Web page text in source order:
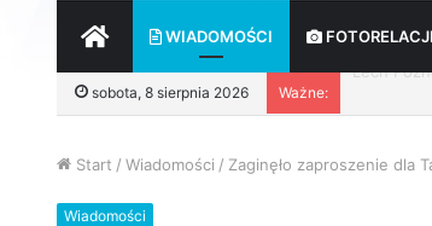
START WIADOMOŚCI
sobota, 8 sierpnia 2026 Ważne:
Start / Wiadomości / Zaginęło zaproszenie dla
Wiadomości